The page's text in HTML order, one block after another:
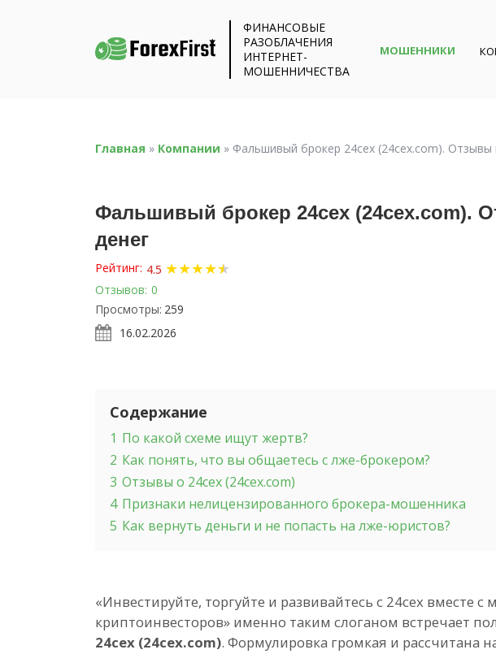
ФИНАНСОВЫЕ
РАЗОБЛАЧЕНИЯ
ИНТЕРНЕТ-
МОШЕННИЧЕСТВА
МОШЕННИКИ
Главная » Компании » Фальшивый брокер 24cex (24cex.com). Отзывы
Фальшивый брокер 24cex (24cex.com).
денег
Рейтинг: 4.5 ★★★★★
★
Отзывов: 0
Просмотры: 259
16.02.2026
Содержание
1 По какой схеме ищут жертв?
2 Как понять, что вы общаетесь с лже-брокером?
3 Отзывы о 24cex (24cex.com)
4 Признаки нелицензированного брокера-мошенника
5 Как вернуть деньги и не попасть на лже-юристов?
«Инвестируйте, торгуйте и развивайтесь с 24cex вместе
криптоинвесторов» именно таким слоганом встречает
24cex (24cex.com). Формулировка громкая и рассчитана